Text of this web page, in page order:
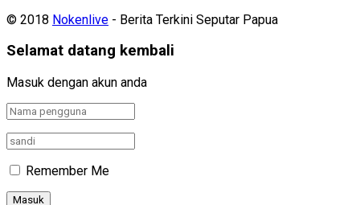
© 2018 Nokenlive - Berita Terkini Seputar Papua
Selamat datang kembali
Masuk dengan akun anda
Remember Me